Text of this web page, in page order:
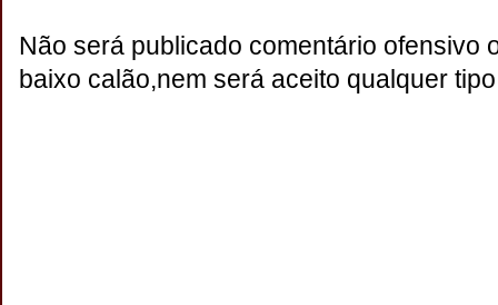
Não será publicado comentário ofensivo
baixo calão,nem será aceito qualquer